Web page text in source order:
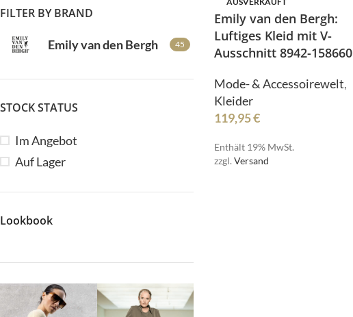
FILTER BY BRAND
Emily van den Bergh 45
STOCK STATUS
Im Angebot
Auf Lager
Lookbook
Emily van den Bergh:
Luftiges Kleid mit V-
Ausschnitt 8942-158660
Mode- & Accessoirewelt,
Kleider
119,95€
Enthält 19% MwSt.
zzgl. Versand